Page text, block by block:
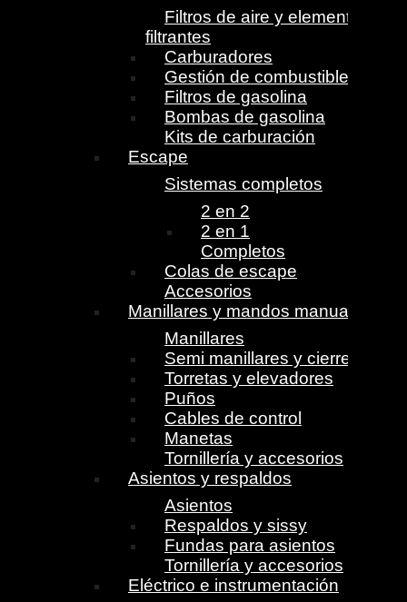
Filtros de aire y elementos
filtrantes
Carburadores
Gestión de combustible
Filtros de gasolina
Bombas de gasolina
Kits de carburación
Escape
Sistemas completos
2 en 2
2 en 1
Completos
Colas de escape
Accesorios
Manillares y mandos manuales
Manillares
Semi manillares y cierres
Torretas y elevadores
Puños
Cables de control
Manetas
Tornillería y accesorios
Asientos y respaldos
Asientos
Respaldos y sissy
Fundas para asientos
Tornillería y accesorios
Eléctrico e instrumentación